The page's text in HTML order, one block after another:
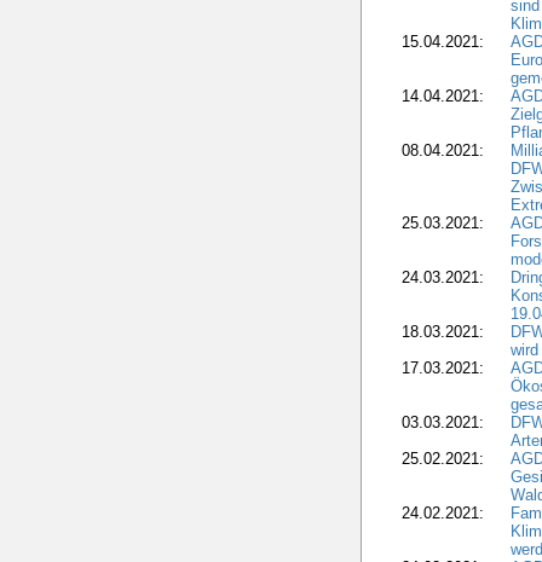
15.04.2021:
14.04.2021:
08.04.2021:
25.03.2021:
24.03.2021:
18.03.2021:
17.03.2021:
03.03.2021:
25.02.2021:
24.02.2021: